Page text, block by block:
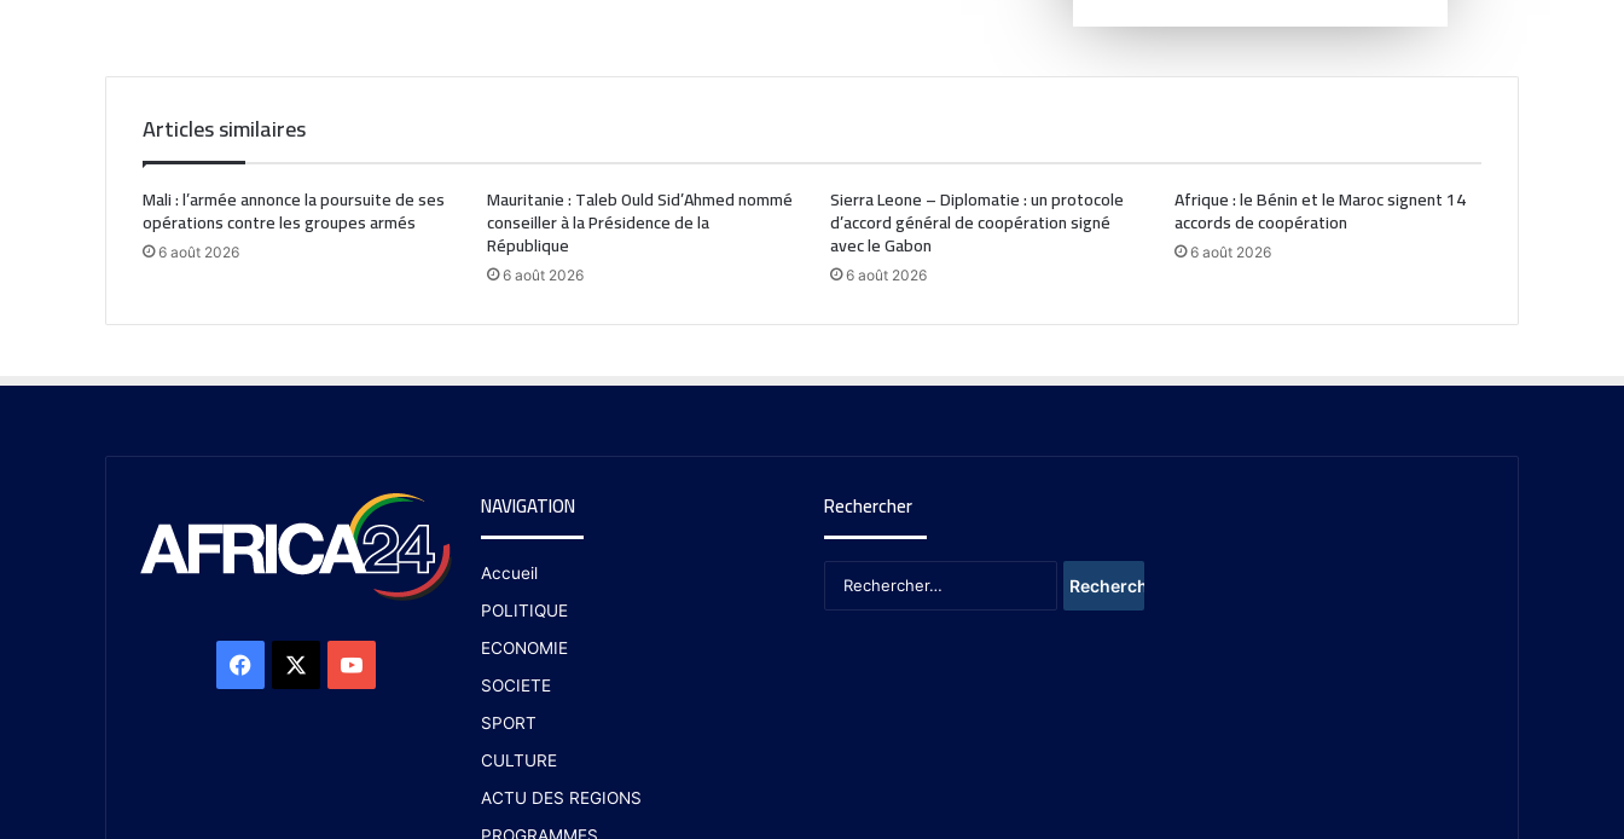
Articles similaires
Mali : l’armée annonce la poursuite de ses
opérations contre les groupes armés
6 août 2026
Mauritanie : Taleb Ould Sid’Ahmed nommé
conseiller à la Présidence de la
République
6 août 2026
Sierra Leone – Diplomatie : un protocole
d’accord général de coopération signé
avec le Gabon
6 août 2026
Afrique : le Bénin et le Maroc signent 14
accords de coopération
6 août 2026
NAVIGATION
Accueil
POLITIQUE
ECONOMIE
SOCIETE
SPORT
CULTURE
ACTU DES REGIONS
Rechercher